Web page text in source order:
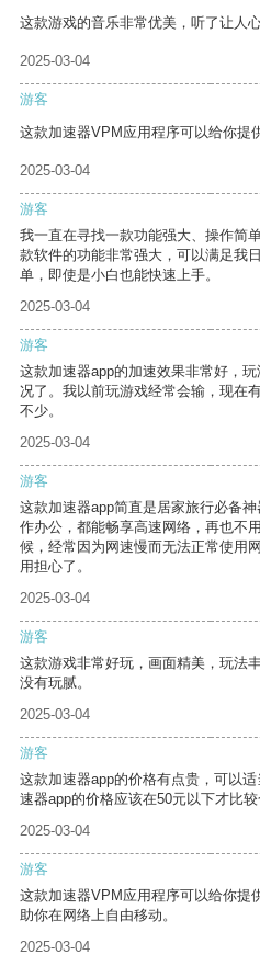
这款游戏的音乐非常优美，听了让人心
2025-03-04
游客
这款加速器VPM应用程序可以给你提
2025-03-04
游客
我一直在寻找一款功能强大、操作简
款软件的功能非常强大，可以满足我
单，即使是小白也能快速上手。
2025-03-04
游客
这款加速器app的加速效果非常好，
况了。我以前玩游戏经常会输，现在
不少。
2025-03-04
游客
这款加速器app简直是居家旅行必备
作办公，都能畅享高速网络，再也不
候，经常因为网速慢而无法正常使用
用担心了。
2025-03-04
游客
这款游戏非常好玩，画面精美，玩法
没有玩腻。
2025-03-04
游客
这款加速器app的价格有点贵，可以
速器app的价格应该在50元以下才比较
2025-03-04
游客
这款加速器VPM应用程序可以给你提
助你在网络上自由移动。
2025-03-04